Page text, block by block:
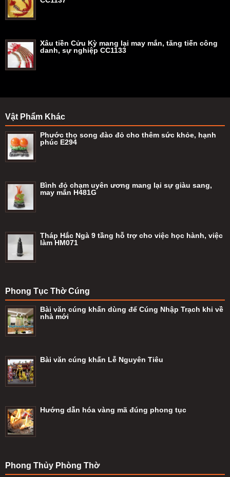
Xâu tiền Cửu Kỳ mang lại may mắn, tăng tiến công
danh, sự nghiệp CC1133
Vật Phẩm Khác
Phước thọ song đào đỏ cho thêm sức khỏe, hạnh
phúc E294
Bình đỏ chạm uyên ương mang lại sự giàu sang,
may mắn H481G
Tháp Hắc Ngà 9 tầng hỗ trợ cho việc học hành, việc
làm HM071
Phong Tục Thờ Cúng
Bài văn cúng khấn dùng để Cúng Nhập Trạch khi về
nhà mới
Bài văn cúng khấn Lễ Nguyên Tiêu
Hướng dẫn hóa vàng mã đúng phong tục
Phong Thủy Phòng Thờ